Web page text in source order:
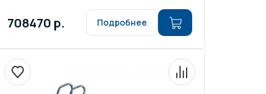
708470 р. Подробнее